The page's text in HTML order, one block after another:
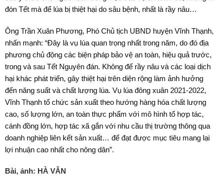
đón Tết mà để lúa bị thiệt hại do sâu bệnh, nhất là rầy nâu…
Ông Trần Xuân Phương, Phó Chủ tịch UBND huyện Vĩnh Thạnh,
nhấn mạnh: “Ðây là vụ lúa quan trọng nhất trong năm, do đó địa
phương chủ động các biện pháp bảo vệ an toàn, hiệu quả trước,
trong và sau Tết Nguyên đán. Không để rầy nâu và các loại dịch
hại khác phát triển, gây thiệt hại trên diện rộng làm ảnh hưởng
đến năng suất và chất lượng lúa. Vụ lúa đông xuân 2021-2022,
Vĩnh Thạnh tổ chức sản xuất theo hướng hàng hóa chất lượng
cao, số lượng lớn, an toàn thực phẩm với mô hình tổ hợp tác,
cánh đồng lớn, hợp tác xã gắn với nhu cầu thị trường thông qua
doanh nghiệp liên kết sản xuất… để đạt được mục tiêu mang lại
lợi nhuận cao nhất cho nông dân”.
Bài, ảnh: HÀ VĂN